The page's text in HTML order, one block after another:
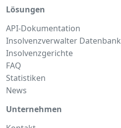
Lösungen
API-Dokumentation
Insolvenzverwalter Datenbank
Insolvenzgerichte
FAQ
Statistiken
News
Unternehmen